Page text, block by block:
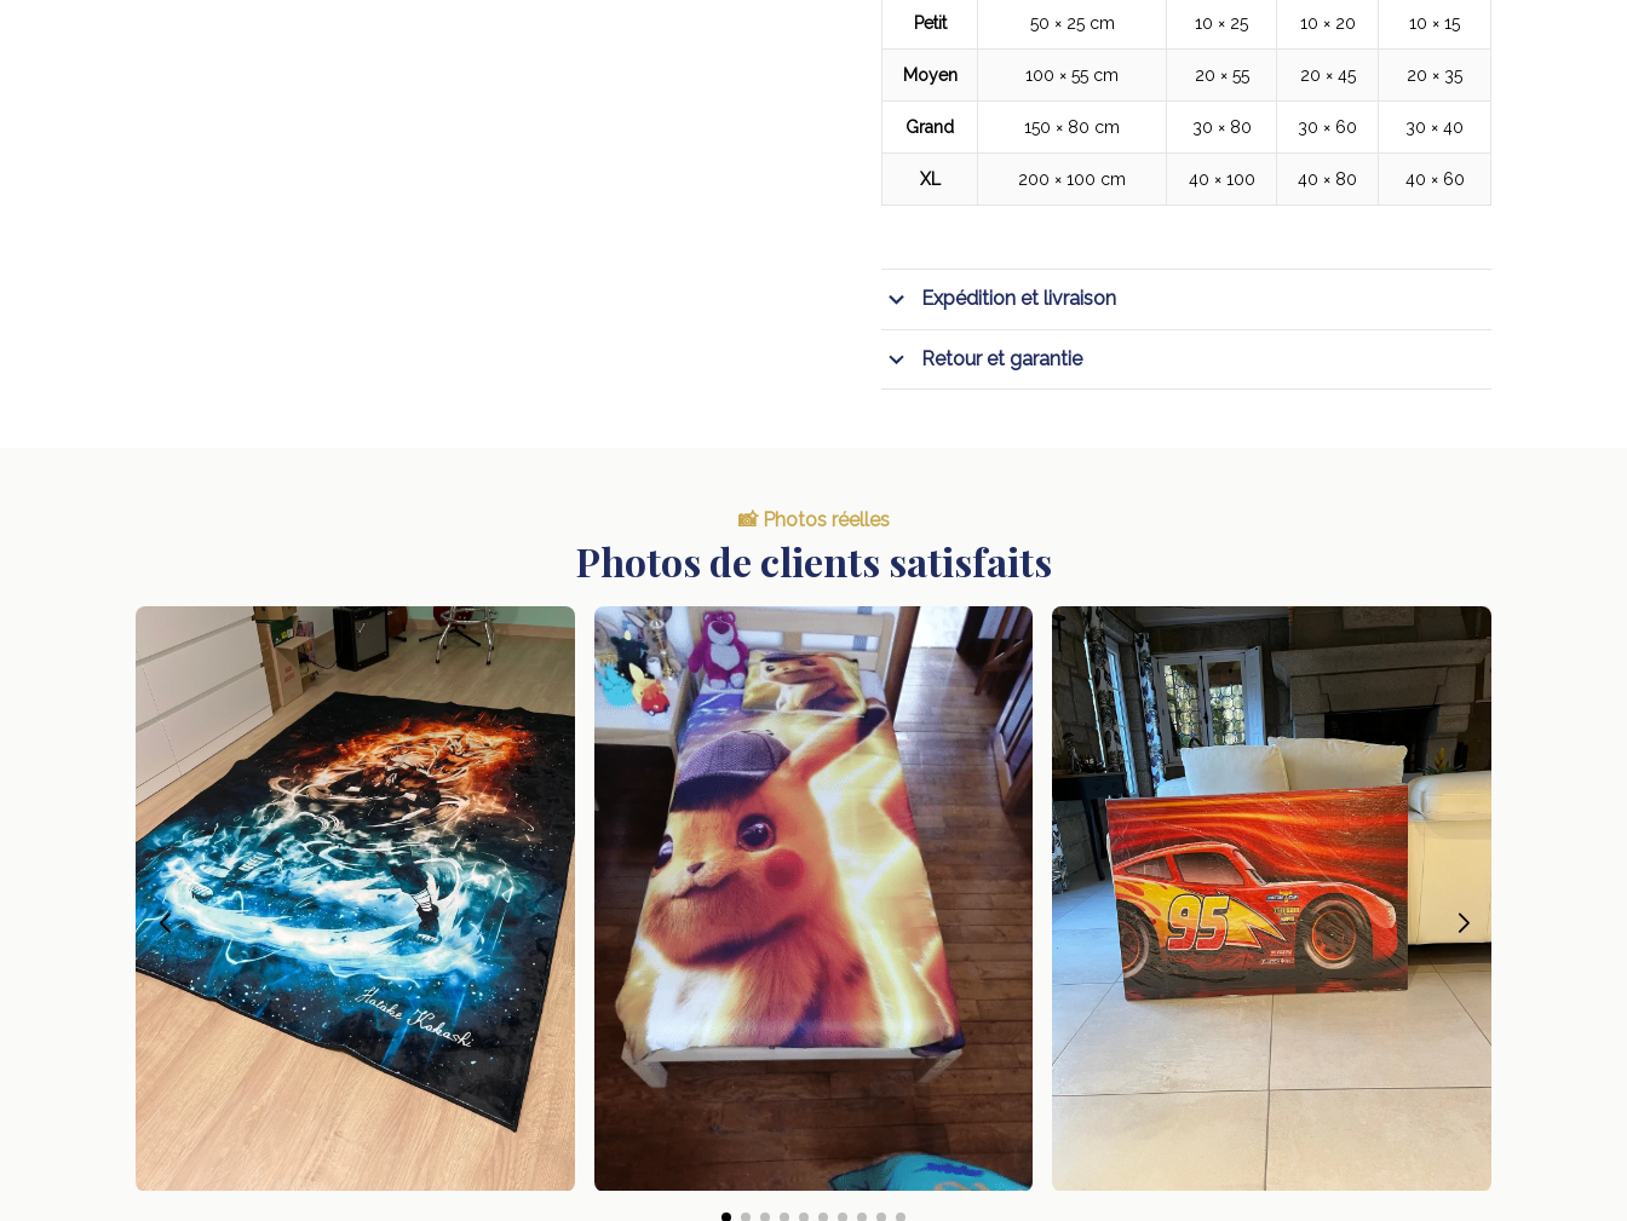
Petit 50 × 25 cm 10 × 25 10 × 20 10 × 15
Moyen 100 × 55 cm 20 × 55 20 × 45 20 × 35
Grand 150 × 80 cm 30 × 80 30 × 60 30 × 40
XL 200 × 100 cm 40 × 100 40 × 80 40 × 60
Expédition et livraison
Retour et garantie
📸 Photos réelles
Photos de clients satisfaits